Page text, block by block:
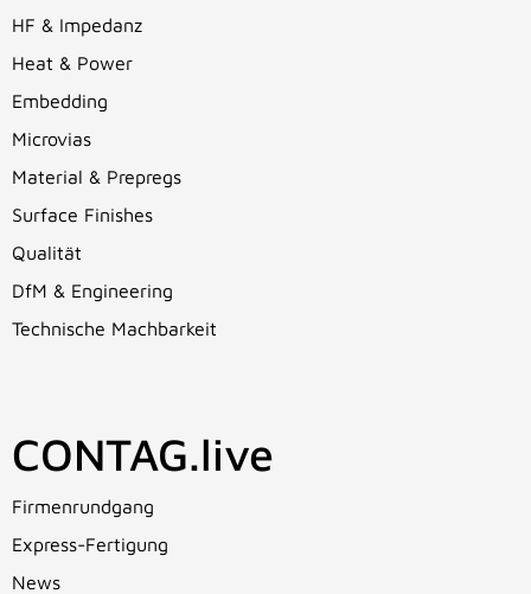
HF & Impedanz
Heat & Power
Embedding
Microvias
Material & Prepregs
Surface Finishes
Qualität
DfM & Engineering
Technische Machbarkeit
CONTAG.live
Firmenrundgang
Express-Fertigung
News